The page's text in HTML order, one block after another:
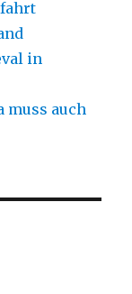
in
muss auch